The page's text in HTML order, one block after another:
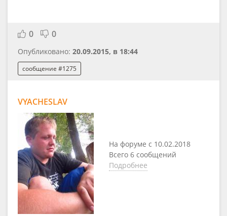
0 0
Опубликовано: 20.09.2015, в 18:44
сообщение #1275
VYACHESLAV
На форуме с 10.02.2018
Всего 6 сообщений
Подробнее